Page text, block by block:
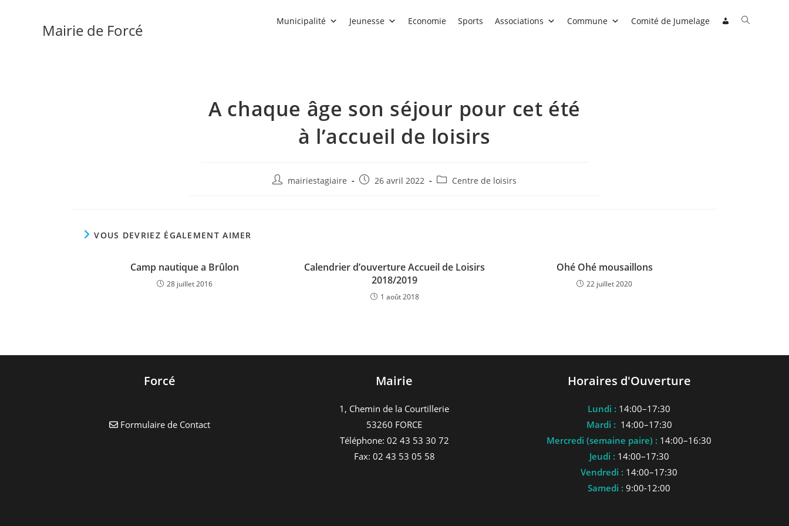
Mairie de Forcé Municipalité Jeunesse Economie Sports Associations Commune Comité de Jumelage Toggle
A chaque âge son séjour pour cet été
à l’accueil de loisirs
Auteur/autrice
mairiestagiaire
Publication
26 avril 2022
Post Centre de loisirs
VOUS DEVRIEZ ÉGALEMENT AIMER
Camp nautique a Brûlon
28 juillet 2016
Calendrier d’ouverture Accueil de Loisirs
2018/2019
1 août 2018
Ohé Ohé mousaillons
22 juillet 2020
Forcé
Formulaire de Contact
Mairie
1, Chemin de la Courtillerie
53260 FORCE
Téléphone: 02 43 53 30 72
Fax: 02 43 53 05 58
Horaires d'Ouverture
Lundi : 14:00–17:30
Mardi : 14:00–17:30
Mercredi (semaine paire) : 14:00–16:30
Jeudi : 14:00–17:30
Vendredi : 14:00–17:30
Samedi : 9:00-12:00